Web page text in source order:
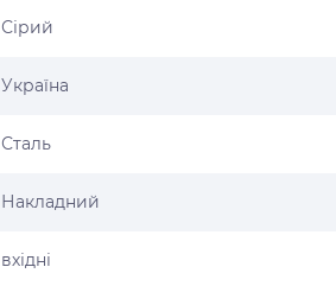
Сірий
Україна
Сталь
Накладний
вхідні